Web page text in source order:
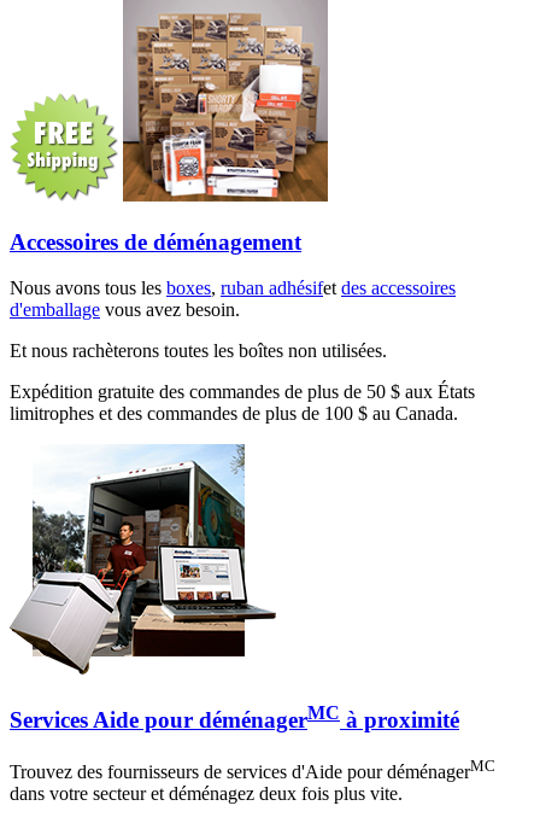
Accessoires de déménagement
Nous avons tous les boxes, ruban adhésifetdes accessoires
d'emballage vous avez besoin.
Et nous rachèterons toutes les boîtes non utilisées.
Expédition gratuite des commandes de plus de 50 $ aux États
limitrophes et des commandes de plus de 100 $ au Canada.
Services Aide pour déménagerMC à proximité
Trouvez des fournisseurs de services d'Aide pour déménagerMC
dans votre secteur et déménagez deux fois plus vite.